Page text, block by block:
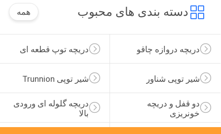
دسته بندی های محبوب همه
دریچه توپ قطعه ای دریچه دروازه چاقو
شیر توپی Trunnion شیر توپی شناور
دریچه گلوله ای ورودی
بالا
دو قفل و دریچه
خونریزی